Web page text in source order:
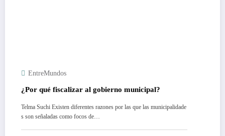
EntreMundos
¿Por qué fiscalizar al gobierno municipal?
Telma Suchi Existen diferentes razones por las que las municipalidade
s son señaladas como focos de…